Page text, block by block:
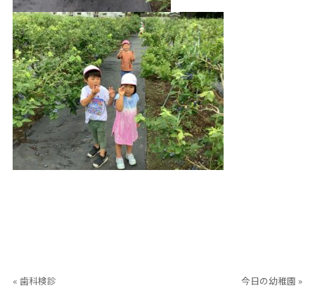
« 歯科検診 今日の幼稚園 »